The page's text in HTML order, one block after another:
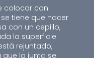
colocar con
tiene que hacer
con un cepillo,
la superficie
rejuntado,
la junta se